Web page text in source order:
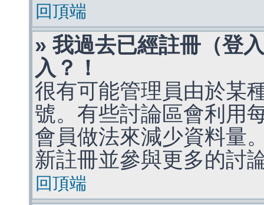
回頂端
» 我過去已經註冊（登
入？！
很有可能管理員由於某
號。有些討論區會利用
會員做法來減少資料量
新註冊並參與更多的討
回頂端